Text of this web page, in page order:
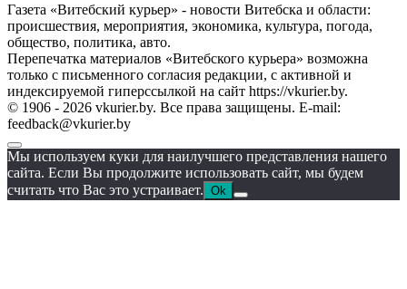
Газета «Витебский курьер» - новости Витебска и области:
происшествия, мероприятия, экономика, культура, погода,
общество, политика, авто.
Перепечатка материалов «Витебского курьера» возможна
только с письменного согласия редакции, с активной и
индексируемой гиперссылкой на сайт https://vkurier.by.
© 1906 - 2026 vkurier.by. Все права защищены. E-mail:
feedback@vkurier.by
Мы используем куки для наилучшего представления нашего
сайта. Если Вы продолжите использовать сайт, мы будем
считать что Вас это устраивает. Ok